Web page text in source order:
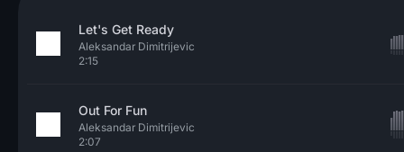
Let's Get Ready
Aleksandar Dimitrijevic
2:15
Out For Fun
Aleksandar Dimitrijevic
2:07